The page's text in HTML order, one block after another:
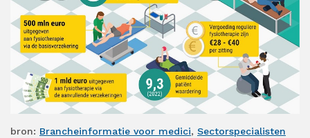
bron: Brancheinformatie voor medici, Sectorspecialisten